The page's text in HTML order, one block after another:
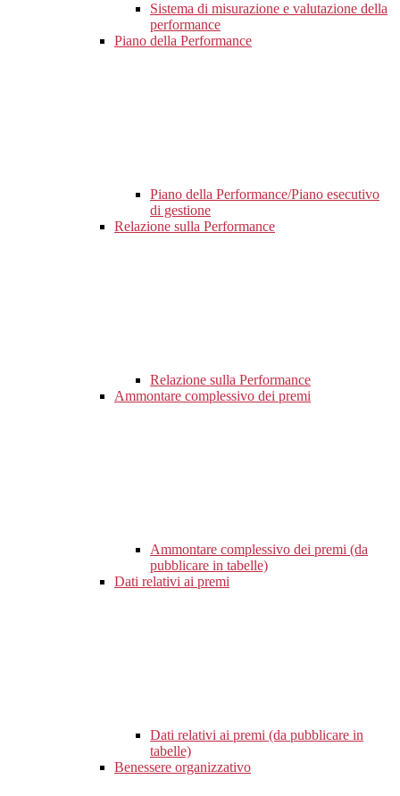
Sistema di misurazione e valutazione della
performance
Piano della Performance
Piano della Performance/Piano esecutivo
di gestione
Relazione sulla Performance
Relazione sulla Performance
Ammontare complessivo dei premi
Ammontare complessivo dei premi (da
pubblicare in tabelle)
Dati relativi ai premi
Dati relativi ai premi (da pubblicare in
tabelle)
Benessere organizzativo